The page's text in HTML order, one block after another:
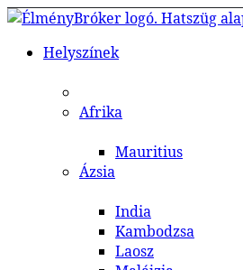
Helyszínek
Afrika
Mauritius
Ázsia
India
Kambodzsa
Laosz